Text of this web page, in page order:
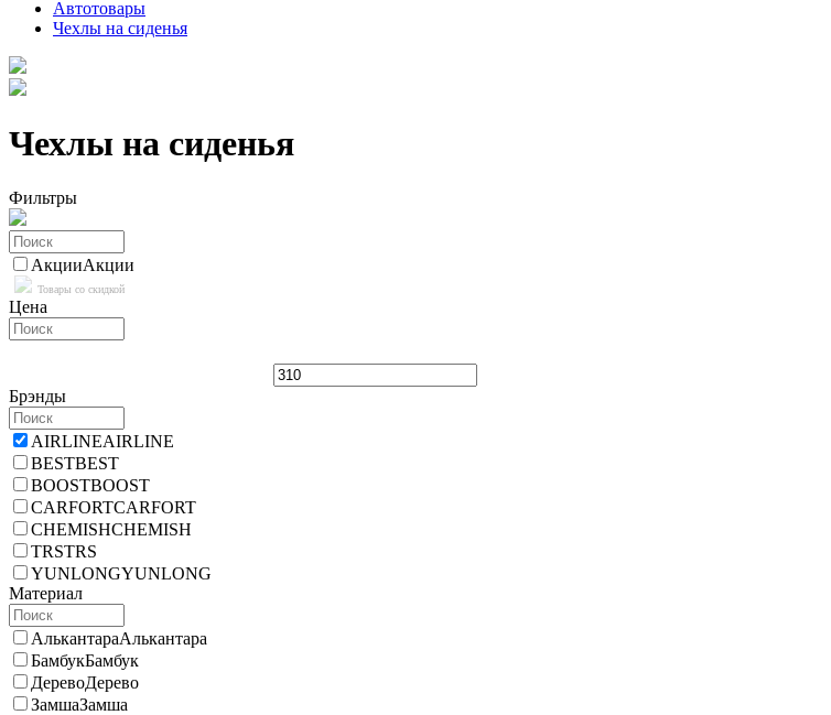
Автотовары
Чехлы на сиденья
Чехлы на сиденья
Фильтры
АкцииАкции
Товары со скидкой
Цена
Брэнды
AIRLINEAIRLINE
BESTBEST
BOOSTBOOST
CARFORTCARFORT
CHEMISHCHEMISH
TRSTRS
YUNLONGYUNLONG
Материал
АлькантараАлькантара
БамбукБамбук
ДеревоДерево
ЗамшаЗамша